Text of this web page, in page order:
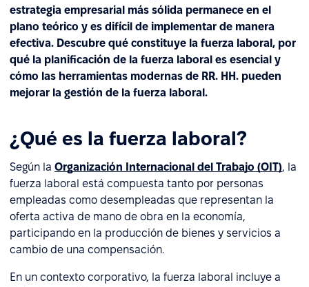
estrategia empresarial más sólida permanece en el
plano teórico y es difícil de implementar de manera
efectiva. Descubre qué constituye la fuerza laboral, por
qué la planificación de la fuerza laboral es esencial y
cómo las herramientas modernas de RR. HH. pueden
mejorar la gestión de la fuerza laboral.
¿Qué es la fuerza laboral?
Según la Organización Internacional del Trabajo (OIT), la
fuerza laboral está compuesta tanto por personas
empleadas como desempleadas que representan la
oferta activa de mano de obra en la economía,
participando en la producción de bienes y servicios a
cambio de una compensación.
En un contexto corporativo, la fuerza laboral incluye a